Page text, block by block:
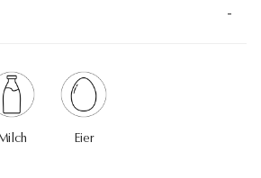
-
Eier